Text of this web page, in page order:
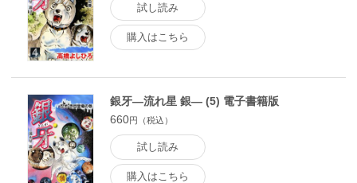
試し読み
購入はこちら
銀牙―流れ星 銀― (5) 電子書籍版
660円（税込）
試し読み
購入はこちら